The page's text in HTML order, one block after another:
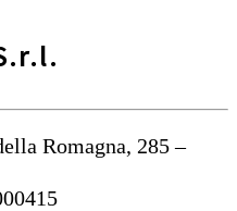
Romagna, 285 –